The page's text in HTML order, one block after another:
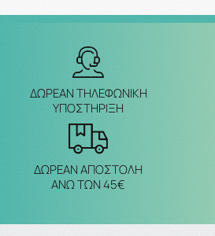
ΔΩΡΕΑΝ ΤΗΛΕΦΩΝΙΚΗ
ΥΠΟΣΤΗΡΙΞΗ
ΔΩΡΕΑΝ ΑΠΟΣΤΟΛΗ
ΑΝΩ ΤΩΝ 45€